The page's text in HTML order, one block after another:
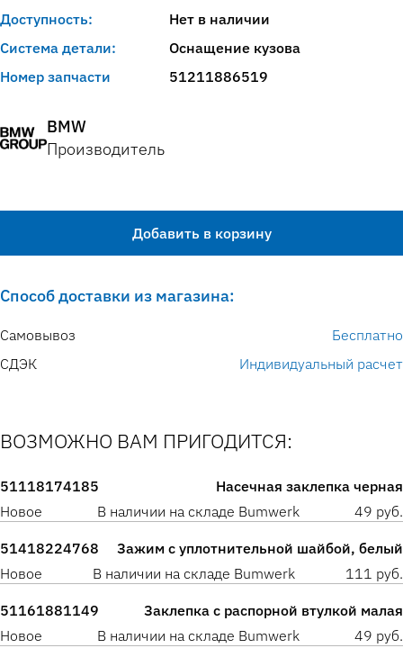
Доступность:
Нет в наличии
Система детали:
Оснащение кузова
Номер запчасти
51211886519
BMW
Производитель
Добавить в корзину
Способ доставки из магазина:
Самовывоз
Бесплатно
СДЭК
Индивидуальный расчет
ВОЗМОЖНО ВАМ ПРИГОДИТСЯ:
51118174185
Насечная заклепка черная
Новое
В наличии на складе Bumwerk 49 руб.
51418224768
Зажим с уплотнительной шайбой, белый
Новое
В наличии на складе Bumwerk 111 руб.
51161881149
Заклепка с распорной втулкой малая
Новое
В наличии на складе Bumwerk 49 руб.